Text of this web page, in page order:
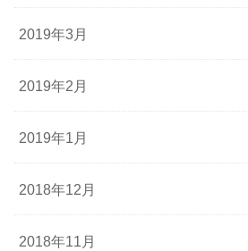
2019年3月
2019年2月
2019年1月
2018年12月
2018年11月